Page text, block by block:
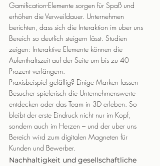
Gamification-Elemente sorgen für Spaß und
erhöhen die Verweildauer. Unternehmen
berichten, dass sich die Interaktion im uber uns
Bereich so deutlich steigern lässt. Studien
zeigen: Interaktive Elemente können die
Aufenthaltszeit auf der Seite um bis zu 40
Prozent verlängern.
Praxisbeispiel gefällig? Einige Marken lassen
Besucher spielerisch die Unternehmenswerte
entdecken oder das Team in 3D erleben. So
bleibt der erste Eindruck nicht nur im Kopf,
sondern auch im Herzen – und der uber uns
Bereich wird zum digitalen Magneten für
Kunden und Bewerber.
Nachhaltigkeit und gesellschaftliche